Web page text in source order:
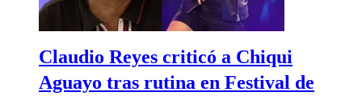
Claudio Reyes criticó a Chiqui
Aguayo tras rutina en Festival de